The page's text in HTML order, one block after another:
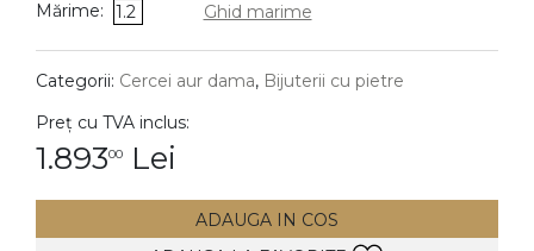
DIAMANTE Vezi toate
Cercei
Mărime: 1.2 Ghid marime
Categorii: Cercei aur dama, Bijuterii cu pietre
Preț cu TVA inclus:
1.89300 Lei
ADAUGA IN COS